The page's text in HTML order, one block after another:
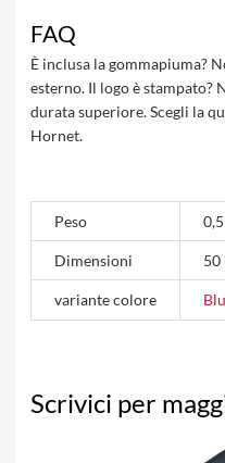
FAQ
È inclusa la gommapiuma?
esterno. Il logo è stampato?
durata superiore. Scegli la
Hornet.
Peso
Dimensioni 50
variante colore
Scrivici per